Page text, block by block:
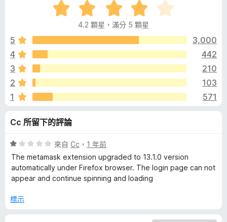
覽
器
附
加
件
a
M
a
s
k
–
C
評
價
.
分
滿
5
4.2 顆星，滿分 5 顆星
5
3,000
4
442
3
210
2
103
1
571
Cc 所留下的評論
評
價
1
分
滿
來自 Cc ， 1 年前
The metamask extension upgraded to 13.1.0 version
automatically under Firefox browser. The login page can not
appear and continue spinning and loading
標示